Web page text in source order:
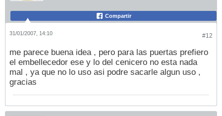
Compartir
#12
31/01/2007, 14:10
me parece buena idea , pero para las puertas prefiero
el embellecedor ese y lo del cenicero no esta nada
mal , ya que no lo uso asi podre sacarle algun uso ,
gracias